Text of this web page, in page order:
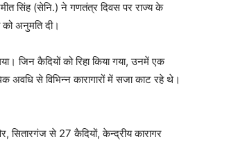
सिंह (सेनि.) ने गणतंत्र दिवस पर राज्य के
को अनुमति दी।
जिन कैदियों को रिहा किया गया, उनमें एक
से विभिन्न कारागारों में सजा काट रहे थे।
सितारगंज से 27 कैदियों, केन्द्रीय कारागर